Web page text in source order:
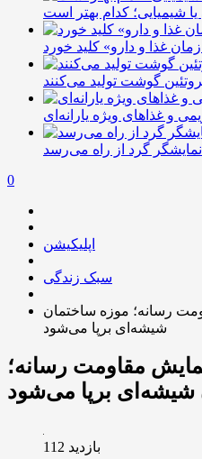
شیمیایی؛ کدام بهتر است
غذا و دارو» کلید خورد
گوشت تولید می‌کنند
غذاهای ویژه یارانه‌ای
نمایشگر گرد از راه می‌رسد
0
اپلیکیشن
سبک زندگی
رسانه؛ موزه ساختمان
شیشه‌ای برپا می‌شود
مقاومت رسانه؛
شیشه‌ای برپا می‌شود
بازدید 112